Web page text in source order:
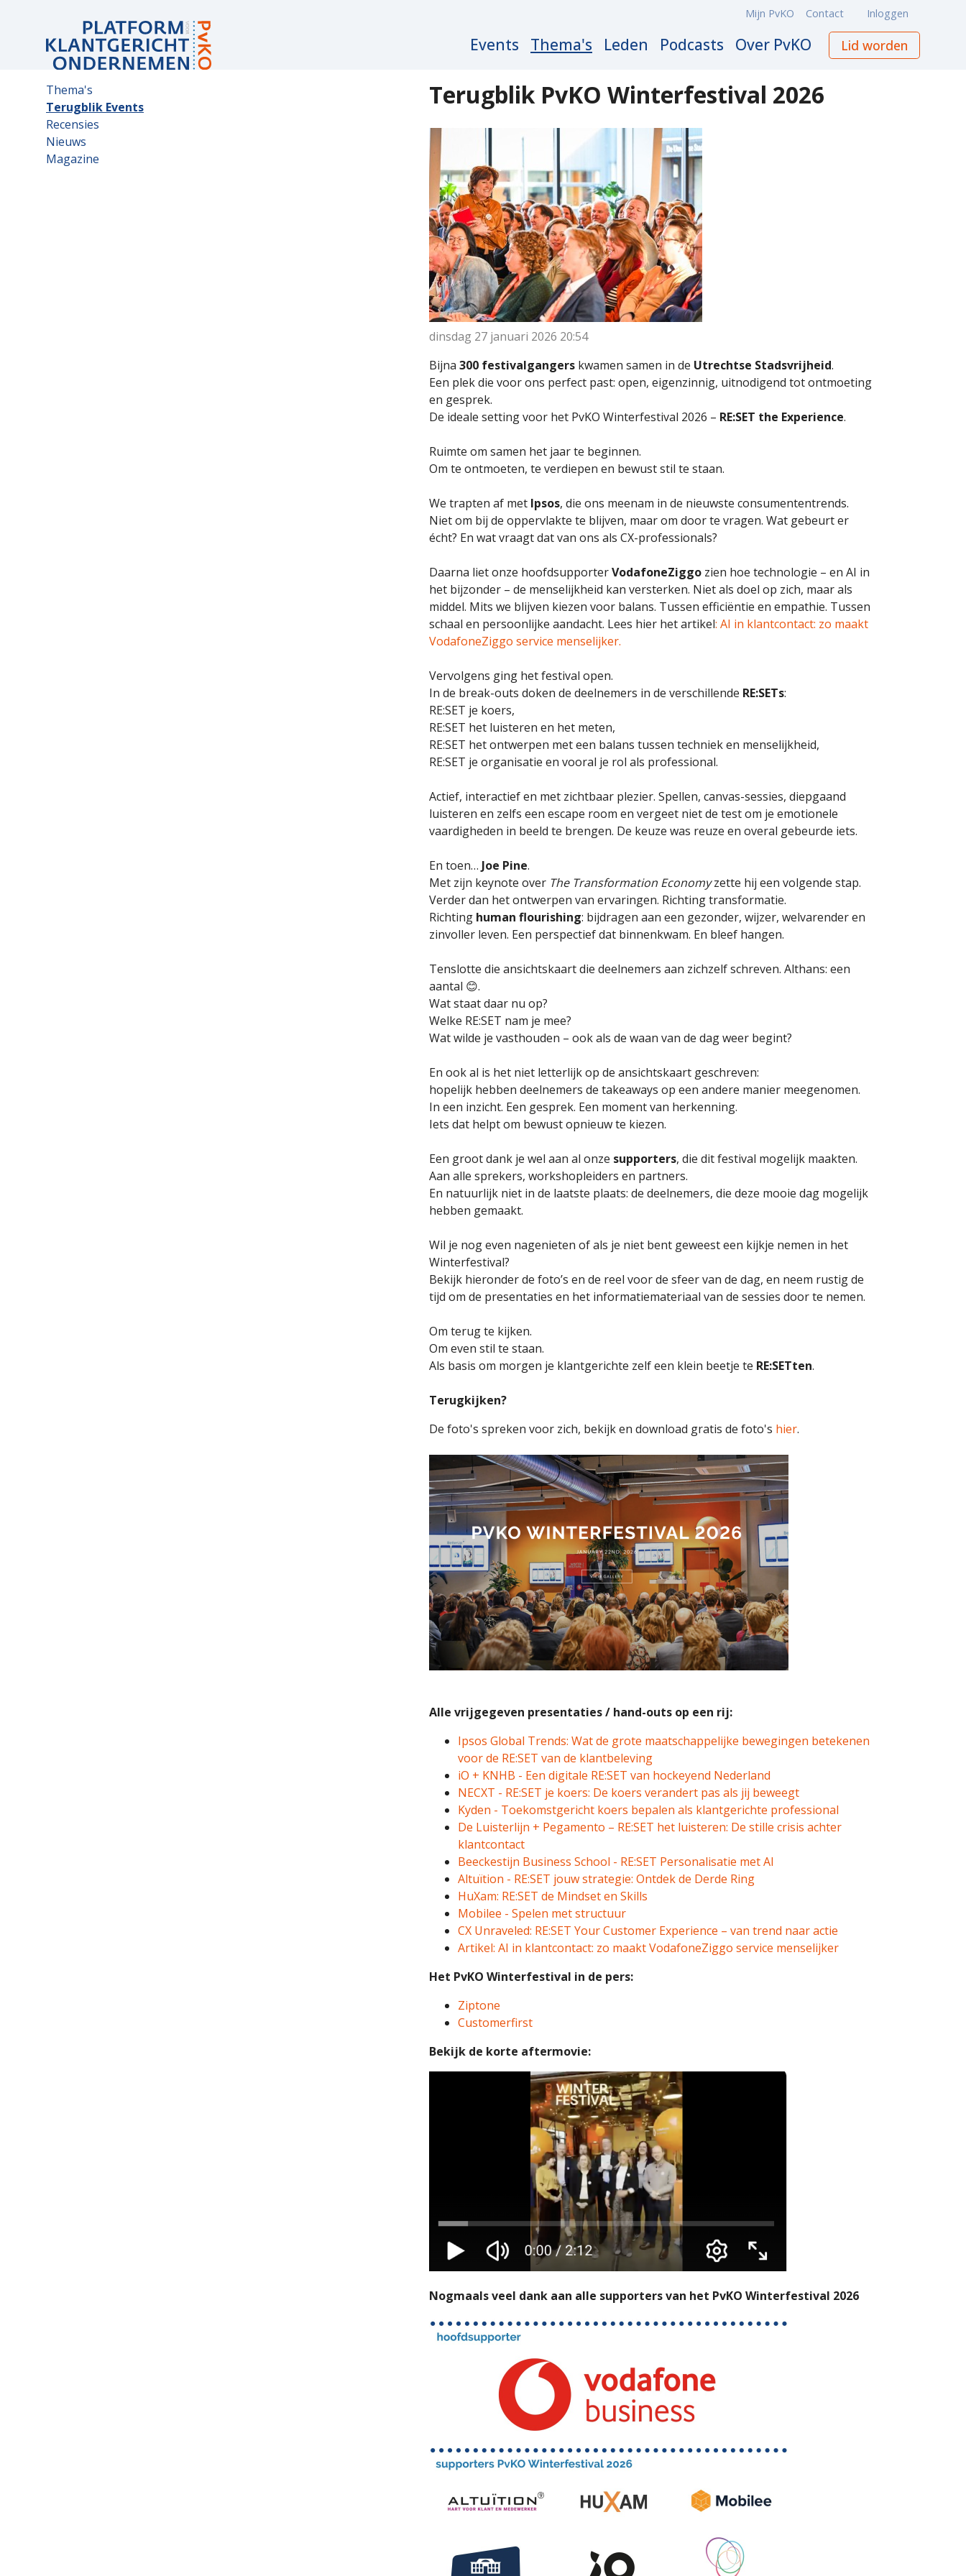
navigation
Events Thema's Leden Podcasts Over PvKO Lid worden
Meta
Mijn PvKO Contact Inloggen
Terugblik PvKO Winterfestival 2026
dinsdag 27 januari 2026 20:54
Bijna 300 festivalgangers kwamen samen in de Utrechtse Stadsvrijheid.
Een plek die voor ons perfect past: open, eigenzinnig, uitnodigend tot ontmoeting
en gesprek.
De ideale setting voor het PvKO Winterfestival 2026 – RE:SET the Experience.
Ruimte om samen het jaar te beginnen.
Om te ontmoeten, te verdiepen en bewust stil te staan.
We trapten af met Ipsos, die ons meenam in de nieuwste consumententrends.
Niet om bij de oppervlakte te blijven, maar om door te vragen. Wat gebeurt er
écht? En wat vraagt dat van ons als CX-professionals?
Daarna liet onze hoofdsupporterVodafoneZiggo zien hoe technologie – en AI in
het bijzonder – de menselijkheid kan versterken. Niet als doel op zich, maar als
middel. Mits we blijven kiezen voor balans. Tussen efficiëntie en empathie. Tussen
schaal en persoonlijke aandacht. Lees hier het artikel: AI in klantcontact: zo maakt
VodafoneZiggo service menselijker.
Vervolgens ging het festival open.
In de break-outs doken de deelnemers in de verschillende RE:SETs:
RE:SET je koers,
RE:SET het luisteren en het meten,
RE:SET het ontwerpen met een balans tussen techniek en menselijkheid,
RE:SET je organisatie en vooral je rol als professional.
Actief, interactief en met zichtbaar plezier. Spellen, canvas-sessies, diepgaand
luisteren en zelfs een escape room en vergeet niet de test om je emotionele
vaardigheden in beeld te brengen. De keuze was reuze en overal gebeurde iets.
En toen… Joe Pine.
Met zijn keynote over The Transformation Economyzette hij een volgende stap.
Verder dan het ontwerpen van ervaringen. Richting transformatie.
Richting human flourishing: bijdragen aan een gezonder, wijzer, welvarender en
zinvoller leven. Een perspectief dat binnenkwam. En bleef hangen.
Tenslotte die ansichtskaart die deelnemers aan zichzelf schreven. Althans: een
aantal 😊.
Wat staat daar nu op?
Welke RE:SET nam je mee?
Wat wilde je vasthouden – ook als de waan van de dag weer begint?
En ook al is het niet letterlijk op de ansichtskaart geschreven:
hopelijk hebben deelnemers de takeaways op een andere manier meegenomen.
In een inzicht. Een gesprek. Een moment van herkenning.
Iets dat helpt om bewust opnieuw te kiezen.
Een groot dank je wel aan al onze supporters, die dit festival mogelijk maakten.
Aan alle sprekers, workshopleiders en partners.
En natuurlijk niet in de laatste plaats: de deelnemers, die deze mooie dag mogelijk
hebben gemaakt.
Wil je nog even nagenieten of als je niet bent geweest een kijkje nemen in het
Winterfestival?
Bekijk hieronder de foto’s en de reel voor de sfeer van de dag, en neem rustig de
tijd om de presentaties en het informatiemateriaal van de sessies door te nemen.
Om terug te kijken.
Om even stil te staan.
Als basis om morgen je klantgerichte zelf een klein beetje te RE:SETten.
Terugkijken?
De foto's spreken voor zich, bekijk en download gratis de foto's hier.
Alle vrijgegeven presentaties / hand-outs op een rij:
Ipsos Global Trends: Wat de grote maatschappelijke bewegingen betekenen
voor de RE:SET van de klantbeleving
iO + KNHB - Een digitale RE:SET van hockeyend Nederland
NECXT - RE:SET je koers: De koers verandert pas als jij beweegt
Kyden - Toekomstgericht koers bepalen als klantgerichte professional
De Luisterlijn + Pegamento – RE:SET het luisteren: De stille crisis achter
klantcontact
Beeckestijn Business School - RE:SET Personalisatie met AI
Altuïtion - RE:SET jouw strategie: Ontdek de Derde Ring
HuXam: RE:SET de Mindset en Skills
Mobilee - Spelen met structuur
CX Unraveled: RE:SET Your Customer Experience – van trend naar actie
Artikel: AI in klantcontact: zo maakt VodafoneZiggo service menselijker
Het PvKO Winterfestival in de pers:
Ziptone
Customerfirst
Bekijk de korte aftermovie:
Nogmaals veel dank aan alle supporters van het PvKO Winterfestival 2026
Sub
navigation
Thema's
Terugblik Events
Recensies
Nieuws
Magazine